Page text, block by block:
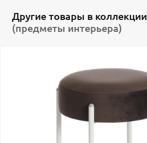
Другие товары в коллекции
(предметы интерьера)